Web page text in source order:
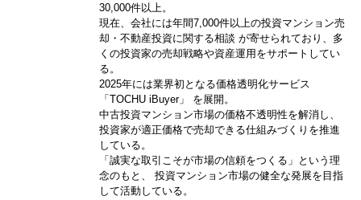
30,000件以上。
現在、会社には年間7,000件以上の投資マンション売
却・不動産投資に関する相談 が寄せられており、多
くの投資家の売却戦略や資産運用をサポートしてい
る。
2025年には業界初となる価格透明化サービス
「TOCHU iBuyer」 を展開。
中古投資マンション市場の価格不透明性を解消し、
投資家が適正価格で売却できる仕組みづくりを推進
している。
「誠実な取引こそが市場の信頼をつくる」という理
念のもと、 投資マンション市場の健全な発展を目指
して活動している。